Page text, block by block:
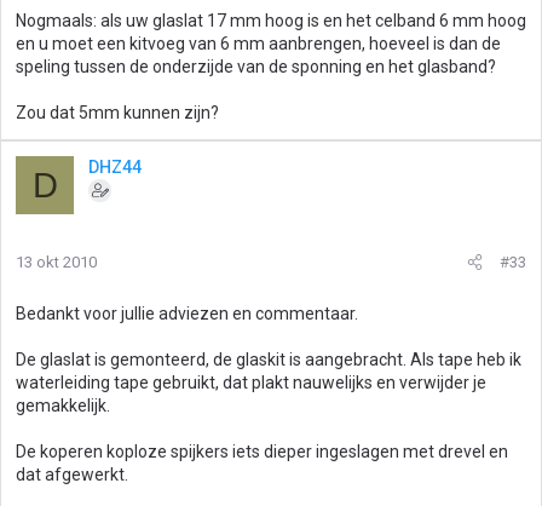
Nogmaals: als uw glaslat 17 mm hoog is en het celband 6 mm hoog
en u moet een kitvoeg van 6 mm aanbrengen, hoeveel is dan de
speling tussen de onderzijde van de sponning en het glasband?
Zou dat 5mm kunnen zijn?
D DHZ44
13 okt 2010 #33
Bedankt voor jullie adviezen en commentaar.
De glaslat is gemonteerd, de glaskit is aangebracht. Als tape heb ik
waterleiding tape gebruikt, dat plakt nauwelijks en verwijder je
gemakkelijk.
De koperen koploze spijkers iets dieper ingeslagen met drevel en
dat afgewerkt.